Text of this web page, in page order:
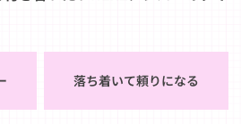
落ち着いて頼りになる